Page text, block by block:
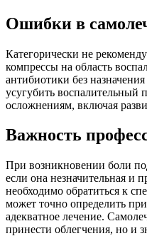
Ошибки в
Категорически не
компрессы на область
антибиотики без
усугубить воспалительный
осложнениям, включая
Важность
При возникновении боли
если она незначительная и
необходимо обратиться к
может точно определить
адекватное лечение.
принести облегчения, но и